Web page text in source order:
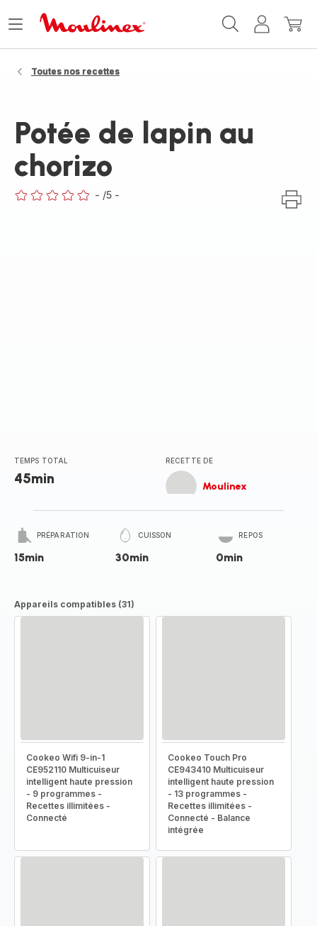
MonMon
Ouvrir
Toutes nos recettes
Potée de lapin au
chorizo
- /5 -
TEMPS TOTAL
45min
RECETTE DE
Moulinex
PRÉPARATION
15min
CUISSON
30min
REPOS
0min
Appareils compatibles (31)
Cookeo Wifi 9-in-1
CE952110 Multicuiseur
intelligent haute pression
- 9 programmes -
Recettes illimitées -
Connecté
Cookeo Touch Pro
CE943410 Multicuiseur
intelligent haute pression
- 13 programmes -
Recettes illimitées -
Connecté - Balance
intégrée